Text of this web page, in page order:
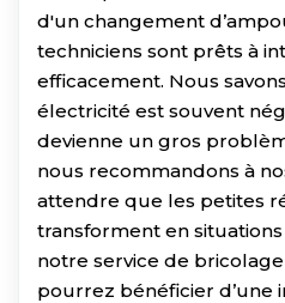
d'un changement
techniciens sont prêts à
efficacement. Nous
électricité est souvent
devienne un gros
nous recommandons à
attendre que les petites
transforment en situations
notre service de
pourrez bénéficier d’une